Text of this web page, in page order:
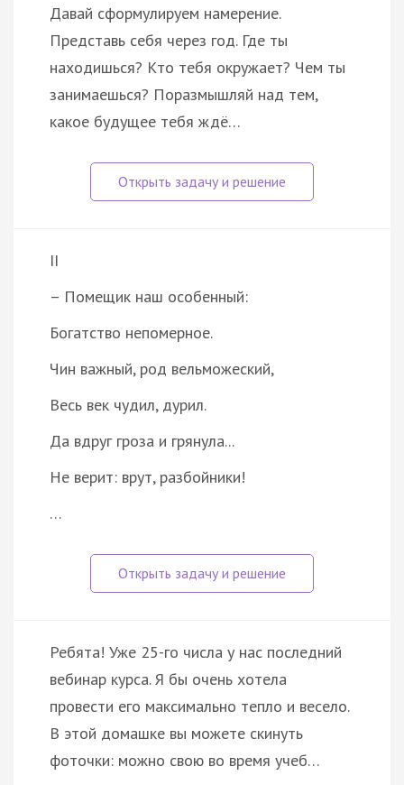
Давай сформулируем намерение.
Представь себя через год. Где ты
находишься? Кто тебя окружает? Чем ты
занимаешься? Поразмышляй над тем,
какое будущее тебя ждё…
II
– Помещик наш особенный:
Богатство непомерное.
Чин важный, род вельможеский,
Весь век чудил, дурил.
Да вдруг гроза и грянула...
Не верит: врут, разбойники!
…
Ребята! Уже 25-го числа у нас последний
вебинар курса. Я бы очень хотела
провести его максимально тепло и весело.
В этой домашке вы можете скинуть
фоточки: можно свою во время учеб…